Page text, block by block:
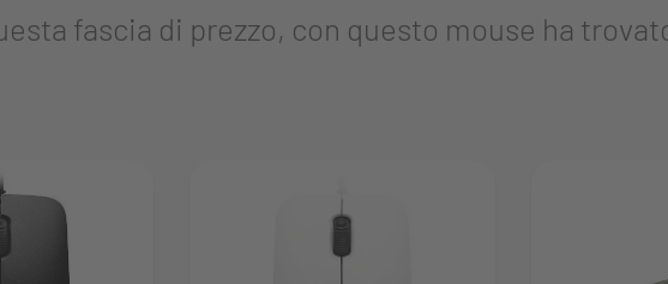
fascia di prezzo, con questo mouse ha